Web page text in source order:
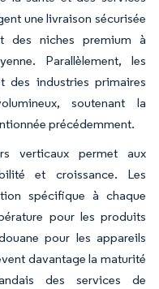
une livraison sécurisée
des niches premium à
Parallèlement, les
des industries primaires
soutenant la
précédemment.
verticaux permet aux
et croissance. Les
spécifique à chaque
pour les produits
pour les appareils
davantage la maturité
des services de